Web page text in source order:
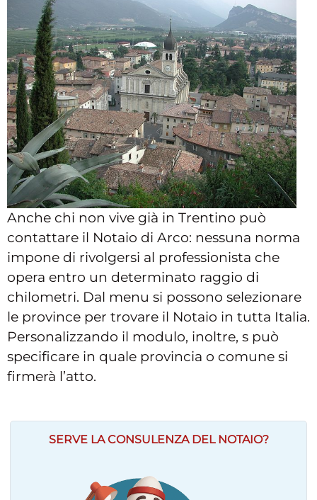
Anche chi non vive già in Trentino può
contattare il Notaio di Arco: nessuna norma
impone di rivolgersi al professionista che
opera entro un determinato raggio di
chilometri. Dal menu si possono selezionare
le province per trovare il Notaio in tutta Italia.
Personalizzando il modulo, inoltre, s può
specificare in quale provincia o comune si
firmerà l’atto.
SERVE LA CONSULENZA DEL NOTAIO?